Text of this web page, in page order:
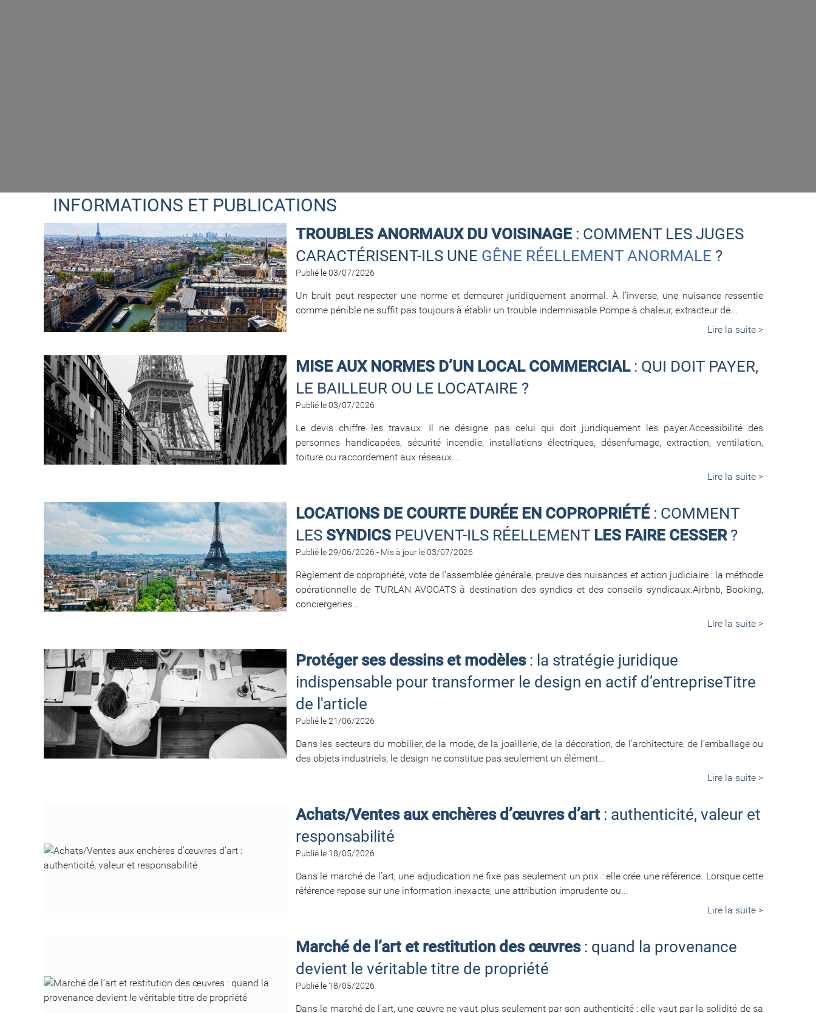
INFORMATIONS ET PUBLICATIONS
TROUBLES ANORMAUX DU VOISINAGE: COMMENT LES JUGES
CARACTÉRISENT-ILS UNE GÊNE RÉELLEMENT ANORMALE ?
Publié le 03/07/2026
Un bruit peut respecter une norme et demeurer juridiquement anormal. À l’inverse, une nuisance ressentie
comme pénible ne suffit pas toujours à établir un trouble indemnisable.Pompe à chaleur, extracteur de...
Lire la suite >
MISE AUX NORMES D’UN LOCAL COMMERCIAL: QUI DOIT PAYER,
LE BAILLEUR OU LE LOCATAIRE ?
Publié le 03/07/2026
Le devis chiffre les travaux. Il ne désigne pas celui qui doit juridiquement les payer.Accessibilité des
personnes handicapées, sécurité incendie, installations électriques, désenfumage, extraction, ventilation,
toiture ou raccordement aux réseaux...
Lire la suite >
LOCATIONS DE COURTE DURÉE EN COPROPRIÉTÉ: COMMENT
LES SYNDICSPEUVENT-ILS RÉELLEMENT LES FAIRE CESSER?
Publié le 29/06/2026 - Mis à jour le 03/07/2026
Règlement de copropriété, vote de l’assemblée générale, preuve des nuisances et action judiciaire : la méthode
opérationnelle de TURLAN AVOCATS à destination des syndics et des conseils syndicaux.Airbnb, Booking,
conciergeries...
Lire la suite >
Protéger ses dessins et modèles: la stratégie juridique
indispensable pour transformer le design en actif d’entrepriseTitre
de l'article
Publié le 21/06/2026
Dans les secteurs du mobilier, de la mode, de la joaillerie, de la décoration, de l’architecture, de l’emballage ou
des objets industriels, le design ne constitue pas seulement un élément...
Lire la suite >
Achats/Ventes aux enchères d’œuvres d’art: authenticité, valeur et
responsabilité
Publié le 18/05/2026
Dans le marché de l’art, une adjudication ne fixe pas seulement un prix : elle crée une référence. ​​​​​​​Lorsque cette
référence repose sur une information inexacte, une attribution imprudente ou...
Lire la suite >
Marché de l’art et restitution des œuvres: quand la provenance
devient le véritable titre de propriété
Publié le 18/05/2026
Dans le marché de l’art, une œuvre ne vaut plus seulement par son authenticité : elle vaut par la solidité de sa